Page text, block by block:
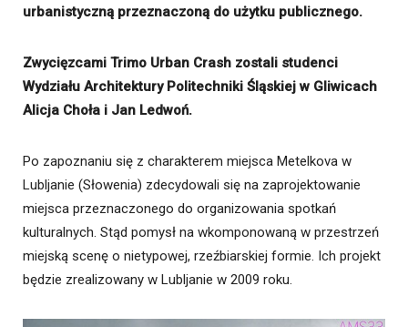
urbanistyczną przeznaczoną do użytku publicznego.
Zwycięzcami Trimo Urban Crash zostali studenci
Wydziału Architektury Politechniki Śląskiej w Gliwicach
Alicja Choła i Jan Ledwoń.
Po zapoznaniu się z charakterem miejsca Metelkova w
Lubljanie (Słowenia) zdecydowali się na zaprojektowanie
miejsca przeznaczonego do organizowania spotkań
kulturalnych. Stąd pomysł na wkomponowaną w przestrzeń
miejską scenę o nietypowej, rzeźbiarskiej formie. Ich projekt
będzie zrealizowany w Lubljanie w 2009 roku.